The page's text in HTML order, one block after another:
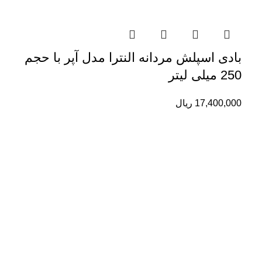
بادی اسپلش مردانه النترا مدل آپر با حجم
250 میلی لیتر
17,400,000 ریال